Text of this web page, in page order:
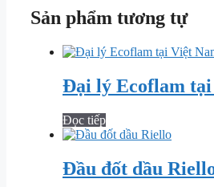
Sản phẩm tương tự
Đại lý Ecoflam
Đọc tiếp
Đầu đốt dầu